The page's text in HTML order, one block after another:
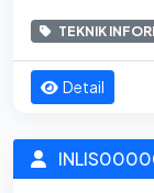
TEKNIK
Detail